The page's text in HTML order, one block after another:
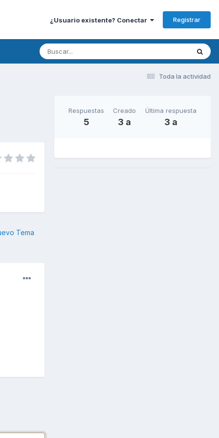
¿Usuario existente? Conectar Registrar
Toda la actividad
Tema
Respuestas
5
Creado
3 a
Última respuesta
3 a